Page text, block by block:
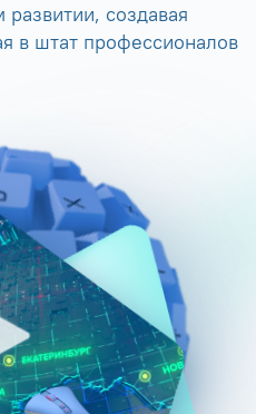
развитии, создавая
в штат профессионалов